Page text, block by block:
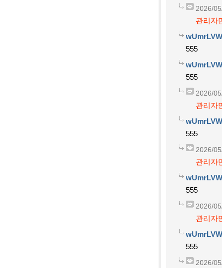
2026/
관리자
555
555
2026/
관리자
555
2026/
관리자
555
2026/
관리자
555
2026/